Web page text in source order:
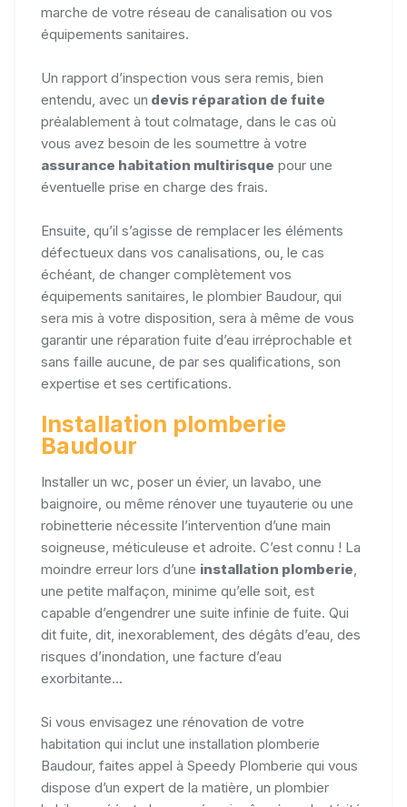
marche de votre réseau de canalisation ou vos
équipements sanitaires.
Un rapport d’inspection vous sera remis, bien
entendu, avec un devis réparation de fuite
préalablement à tout colmatage, dans le cas où
vous avez besoin de les soumettre à votre
assurance habitation multirisque pour une
éventuelle prise en charge des frais.
Ensuite, qu’il s’agisse de remplacer les éléments
défectueux dans vos canalisations, ou, le cas
échéant, de changer complètement vos
équipements sanitaires, le plombier Baudour, qui
sera mis à votre disposition, sera à même de vous
garantir une réparation fuite d’eau irréprochable et
sans faille aucune, de par ses qualifications, son
expertise et ses certifications.
Installation plomberie
Baudour
Installer un wc, poser un évier, un lavabo, une
baignoire, ou même rénover une tuyauterie ou une
robinetterie nécessite l’intervention d’une main
soigneuse, méticuleuse et adroite. C’est connu ! La
moindre erreur lors d’une installation plomberie
une petite malfaçon, minime qu’elle soit, est
capable d’engendrer une suite infinie de fuite. Qui
dit fuite, dit, inexorablement, des dégâts d’eau, des
risques d’inondation, une facture d’eau
exorbitante...
Si vous envisagez une rénovation de votre
habitation qui inclut une installation plomberie
Baudour, faites appel à Speedy Plomberie qui vous
dispose d’un expert de la matière, un plombier